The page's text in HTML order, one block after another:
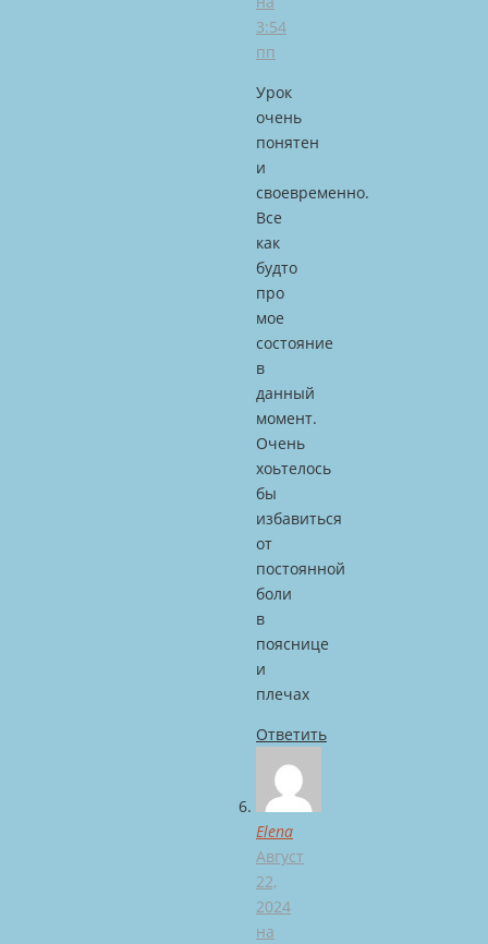
3:54
пп
Урок
очень
понятен
и
своевременно.
Все
как
будто
про
мое
состояние
в
данный
момент.
Очень
хоьтелось
бы
избавиться
от
постоянной
боли
в
пояснице
и
плечах
Ответить
Elena
Август
22,
2024
на